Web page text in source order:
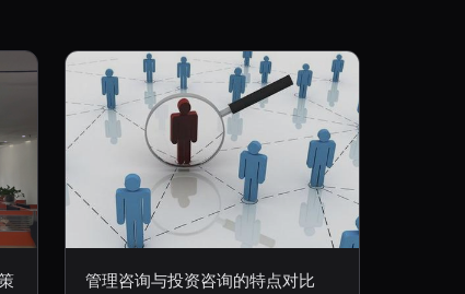
管理咨询与投资咨询的特点对比